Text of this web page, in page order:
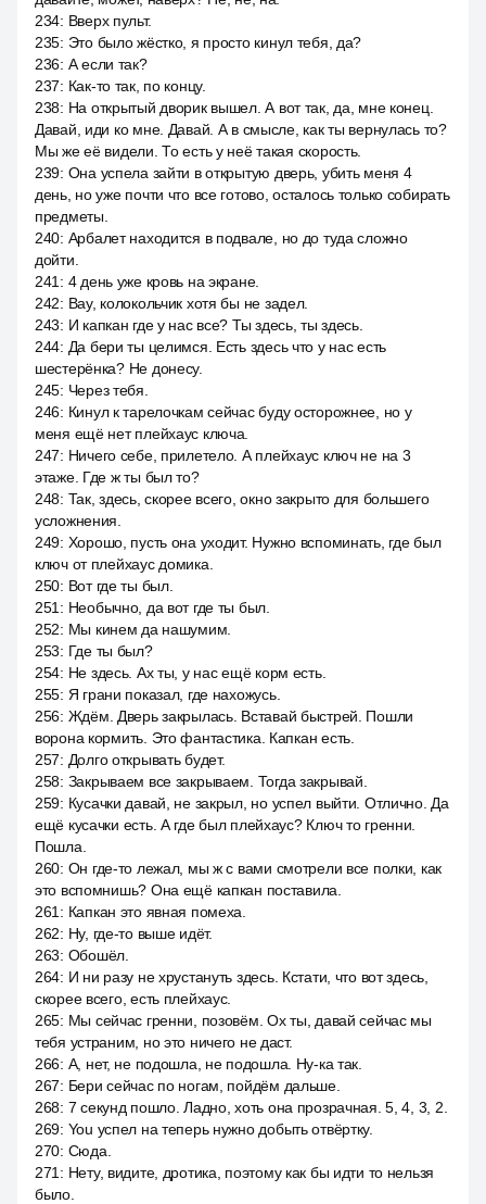
234: Вверх пульт.
235: Это было жёстко, я просто кинул тебя, да?
236: А если так?
237: Как-то так, по концу.
238: На открытый дворик вышел. А вот так, да, мне конец.
Давай, иди ко мне. Давай. А в смысле, как ты вернулась то?
Мы же её видели. То есть у неё такая скорость.
239: Она успела зайти в открытую дверь, убить меня 4
день, но уже почти что все готово, осталось только собирать
предметы.
240: Арбалет находится в подвале, но до туда сложно
дойти.
241 : 4 день уже кровь на экране.
242: Вау, колокольчик хотя бы не задел.
243: И капкан где у нас все? Ты здесь, ты здесь.
244: Да бери ты целимся. Есть здесь что у нас есть
шестерёнка? Не донесу.
245: Через тебя.
246: Кинул к тарелочкам сейчас буду осторожнее, но у
меня ещё нет плейхаус ключа.
247: Ничего себе, прилетело. А плейхаус ключ не на 3
этаже. Где ж ты был то?
248: Так, здесь, скорее всего, окно закрыто для большего
усложнения.
249: Хорошо, пусть она уходит. Нужно вспоминать, где был
ключ от плейхаус домика.
250: Вот где ты был.
251 : Необычно, да вот где ты был.
252: Мы кинем да нашумим.
253: Где ты был?
254: Не здесь. Ах ты, у нас ещё корм есть.
255: Я грани показал, где нахожусь.
256: Ждём. Дверь закрылась. Вставай быстрей. Пошли
ворона кормить. Это фантастика. Капкан есть.
257: Долго открывать будет.
258: Закрываем все закрываем. Тогда закрывай.
259: Кусачки давай, не закрыл, но успел выйти. Отлично. Да
ещё кусачки есть. А где был плейхаус? Ключ то гренни.
Пошла.
260: Он где-то лежал, мы ж с вами смотрели все полки, как
это вспомнишь? Она ещё капкан поставила.
261 : Капкан это явная помеха.
262: Ну, где-то выше идёт.
263: Обошёл.
264: И ни разу не хрустануть здесь. Кстати, что вот здесь,
скорее всего, есть плейхаус.
265: Мы сейчас гренни, позовём. Ох ты, давай сейчас мы
тебя устраним, но это ничего не даст.
266: А, нет, не подошла, не подошла. Ну-ка так.
267: Бери сейчас по ногам, пойдём дальше.
268: 7 секунд пошло. Ладно, хоть она прозрачная. 5, 4, 3, 2.
269: You успел на теперь нужно добыть отвёртку.
270: Сюда.
271 : Нету, видите, дротика, поэтому как бы идти то нельзя
было.